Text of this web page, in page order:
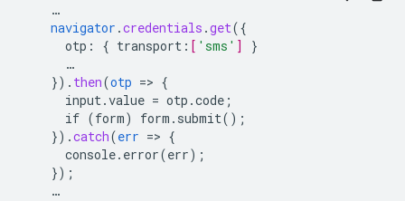
…
navigator .credentials .get({
otp : { transport : [ 'sms' ]
}
…
}) . then(otp => {
input.value = otp.code ;
if (form) form.submit() ;
}) .catch(err => {
console.error(err) ;
});
…